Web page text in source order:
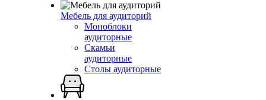
Мебель для аудиторий
Моноблоки
аудиторные
Скамьи
аудиторные
Столы аудиторные